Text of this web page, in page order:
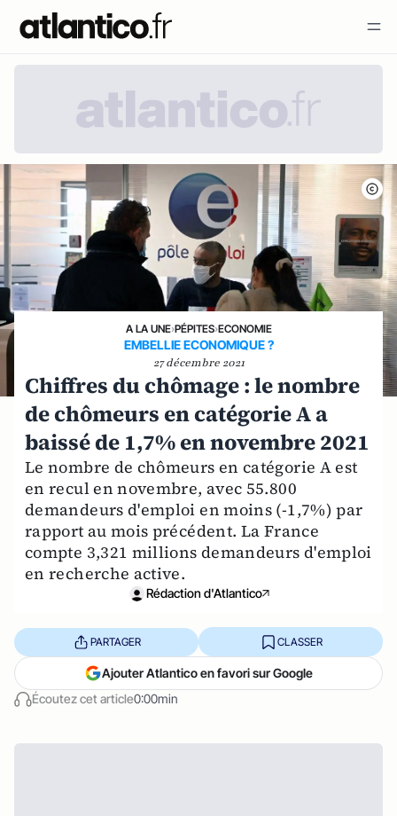
A LA UNE›PÉPITES›ECONOMIE
EMBELLIE ECONOMIQUE ?
27 décembre 2021
Chiffres du chômage : le nombre
de chômeurs en catégorie A a
baissé de 1,7% en novembre 2021
Le nombre de chômeurs en catégorie A est
en recul en novembre, avec 55.800
demandeurs d'emploi en moins (-1,7%) par
rapport au mois précédent. La France
compte 3,321 millions demandeurs d'emploi
en recherche active.
Rédaction d'Atlantico
Écoutez cet article0:00min
PARTAGER CLASSER
Ajouter Atlantico en favori sur Google